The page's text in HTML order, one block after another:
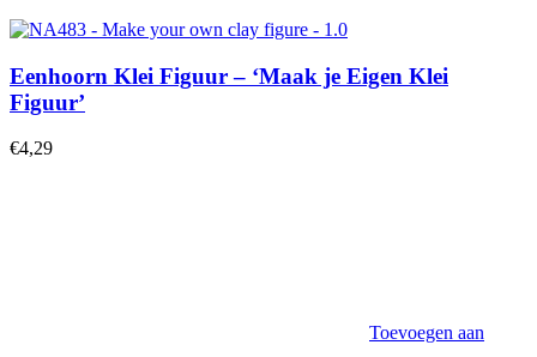
Eenhoorn Klei Figuur – ‘Maak je Eigen Klei
Figuur’
€4,29
Toevoegen aan